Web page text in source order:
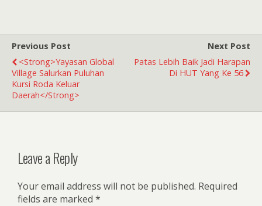
Previous Post
<strong>Yayasan Global
Village Salurkan Puluhan
Kursi Roda Keluar
Daerah</strong>
Next Post
Patas Lebih Baik Jadi Harapan
Di HUT Yang Ke 56
Leave a Reply
Your email address will not be published. Required
fields are marked *